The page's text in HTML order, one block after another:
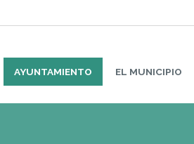
AYUNTAMIENTO EL MUNICIPIO